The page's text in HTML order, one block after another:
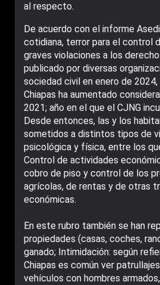
al respecto.
De acuerdo con el informe
cotidiana, terror para el control
graves violaciones a los
publicado por diversas
sociedad civil en enero de
Chiapas ha aumentado
2021; año en el que el CJNG
Desde entonces, las y los
sometidos a distintos tipos de
psicológica y física, entre los
Control de actividades
cobro de piso y control de los
agrícolas, de rentas y de otras
económicas.
En este rubro también se han
propiedades (casas, coches,
ganado; Intimidación: según
Chiapas es común ver
vehículos con hombres